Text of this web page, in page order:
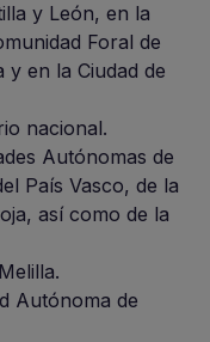
y León, en la
Foral de
y en la Ciudad de
nacional.
Autónomas de
País Vasco, de la
así como de la
Autónoma de